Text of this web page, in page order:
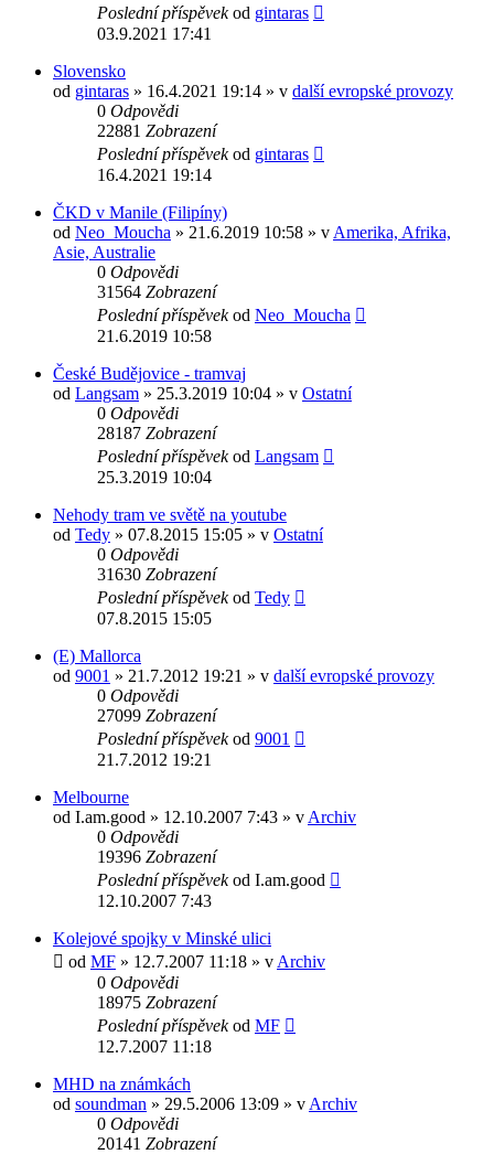
Poslední příspěvekod gintaras
03.9.2021 17:41
Slovensko
od gintaras » 16.4.2021 19:14 » v další evropské provozy
0 Odpovědi
22881 Zobrazení
Poslední příspěvekod gintaras
16.4.2021 19:14
ČKD v Manile (Filipíny)
od Neo_Moucha » 21.6.2019 10:58 » v Amerika, Afrika,
Asie, Australie
0 Odpovědi
31564 Zobrazení
Poslední příspěvekod Neo_Moucha
21.6.2019 10:58
České Budějovice - tramvaj
od Langsam » 25.3.2019 10:04 » v Ostatní
0 Odpovědi
28187 Zobrazení
Poslední příspěvekod Langsam
25.3.2019 10:04
Nehody tram ve světě na youtube
od Tedy » 07.8.2015 15:05 » v Ostatní
0 Odpovědi
31630 Zobrazení
Poslední příspěvekod Tedy
07.8.2015 15:05
(E) Mallorca
od 9001 » 21.7.2012 19:21 » v další evropské provozy
0 Odpovědi
27099 Zobrazení
Poslední příspěvekod 9001
21.7.2012 19:21
Melbourne
od I.am.good » 12.10.2007 7:43 » v Archiv
0 Odpovědi
19396 Zobrazení
Poslední příspěvekod I.am.good
12.10.2007 7:43
Kolejové spojky v Minské ulici
od MF » 12.7.2007 11:18 » v Archiv
0 Odpovědi
18975 Zobrazení
Poslední příspěvekod MF
12.7.2007 11:18
MHD na známkách
od soundman » 29.5.2006 13:09 » v Archiv
0 Odpovědi
20141 Zobrazení